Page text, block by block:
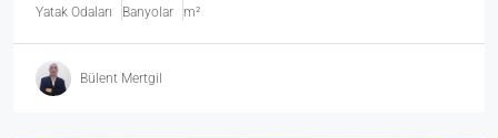
Yatak Odaları Banyolar m²
Bülent Mertgil